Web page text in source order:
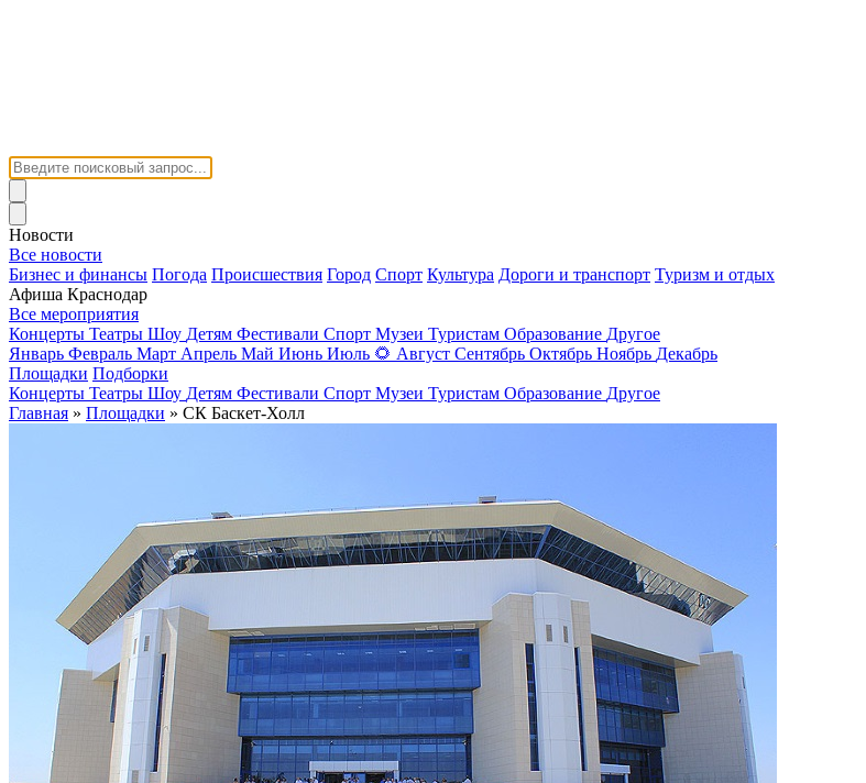
Новости
Все новости
Бизнес и финансы Погода Происшествия Город Спорт Культура Дороги и транспорт Туризм и отдых
Афиша Краснодар
Все мероприятия
Концерты Театры Шоу Детям Фестивали Спорт Музеи Туристам Образование Другое
Январь Февраль Март Апрель Май Июнь Июль 🌻 Август Сентябрь Октябрь Ноябрь Декабрь
Площадки Подборки
Концерты Театры Шоу Детям Фестивали Спорт Музеи Туристам Образование Другое
Главная » Площадки » СК Баскет-Холл